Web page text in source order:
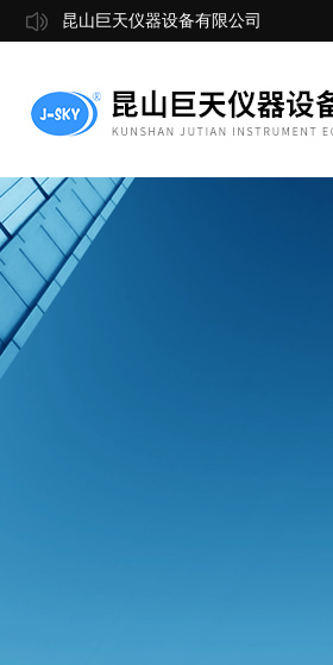
昆山巨天仪器设备有限公司